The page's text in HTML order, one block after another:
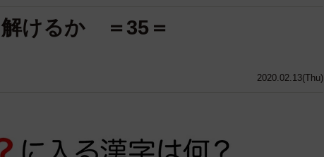
2020.02.13(Thu)
けるか ＝35＝